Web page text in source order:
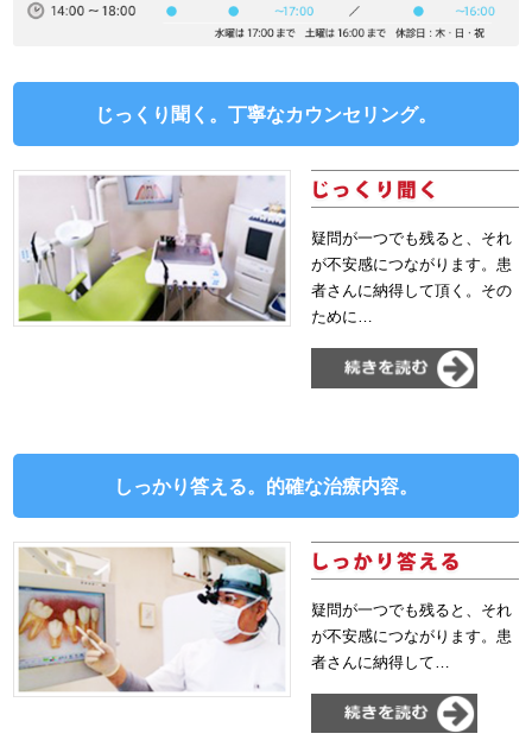
じっくり聞く。丁寧なカウンセリング。
疑問が一つでも残ると、それ
が不安感につながります。患
者さんに納得して頂く。その
ために…
しっかり答える。的確な治療内容。
疑問が一つでも残ると、それ
が不安感につながります。患
者さんに納得して…